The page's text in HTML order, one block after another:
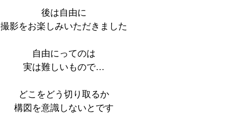
後は自由に
撮影をお楽しみいただきました
自由にってのは
実は難しいもので…
どこをどう切り取るか
構図を意識しないとです